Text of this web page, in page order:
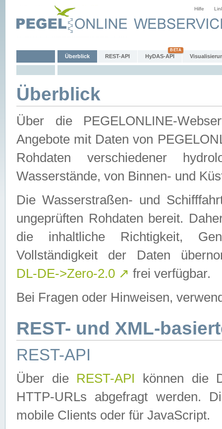
Hilfe
Überblick REST-API HyDAS-API
Überblick
Über die PEGELONLINE-
Angebote mit Daten von
Rohdaten verschiedener
Wasserstände, von Binnen- und
Die Wasserstraßen- und
ungeprüften Rohdaten bereit.
die inhaltliche Richtigkeit,
Vollständigkeit der Daten
DL-DE->Zero-2.0 ↗ frei verfügbar.
Bei Fragen oder Hinweisen,
REST- und XML-
REST-API
Über die REST-API können die
HTTP-URLs abgefragt werden.
mobile Clients oder für JavaScript.